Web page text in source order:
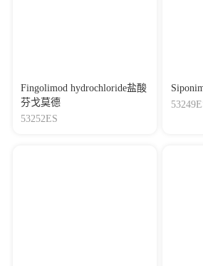
Fingolimod hydrochloride盐酸
芬戈莫德
53252ES